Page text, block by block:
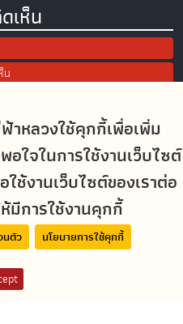
าหลวงใช้คุกกี้เพื่อเพิ่ม
ใจในการใช้งานเว็บไซต์
งานเว็บไซต์ของเราต่อ
การใช้งานคุกกี้
นตัว นโยบายการใช้คุกกี้
เห็น
น